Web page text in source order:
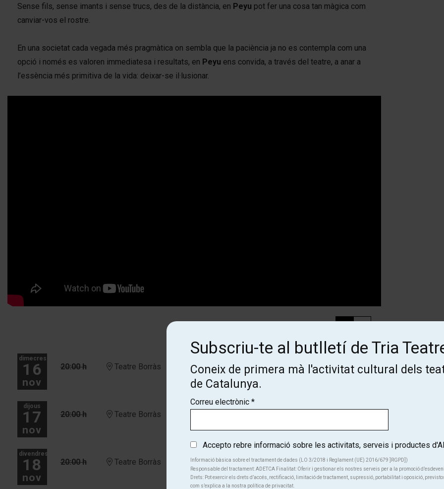
Sense fils, sense imants i sense trucs, des de la distància, en Peyu pot fer una cosa tan màgica com
canviar-vos el rostre.
En una societat cada vegada més pragmàtica on sembla que la paciència ja no es contempla com una
opció i només es valoren immediatesa i resultats, en Peyu ens convida, a través del teatre, a anar a
l’essència més primitiva de la vida: deixar-se il·lusionar.
dimecres
16
nov
20:00 h Teatre Borràs
Finalitzat
dijous
17
nov
20:00 h Teatre Borràs
divendres
18
nov
20:00 h Teatre Borràs Des de
24 €
Finalitzat
Subscriu-te al butlletí de Tria
Coneix de primera mà l'activitat cultural dels
de Catalunya.
Correu electrònic *
Accepto rebre informació sobre les activitats, serveis i productes
Informació bàsica sobre el tractament de dades (LO 3/2018 i Reglament (UE) 2016/679 ]RGPD])
Responsable del tractament: ADETCA Finalitat: Oferir i gestionar els nostres serveis per a la promoció
Drets: Pot exercir els drets d’accés, rectificació, limitació de tractament, supressió, portabilitat i oposició, previstos
com s’explica a la nostra política de privacitat.